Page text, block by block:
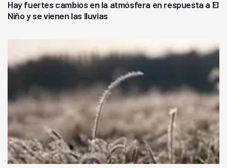
Hay fuertes cambios en la atmósfera en respuesta a El
Niño y se vienen las lluvias